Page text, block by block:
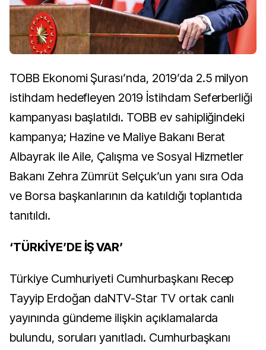
TOBB Ekonomi Şurası’nda, 2019’da 2.5 milyon
istihdam hedefleyen 2019 İstihdam Seferberliği
kampanyası başlatıldı. TOBB ev sahipliğindeki
kampanya; Hazine ve Maliye Bakanı Berat
Albayrak ile Aile, Çalışma ve Sosyal Hizmetler
Bakanı Zehra Zümrüt Selçuk’un yanı sıra Oda
ve Borsa başkanlarının da katıldığı toplantıda
tanıtıldı.
‘TÜRKİYE’DE İŞ VAR’
Türkiye Cumhuriyeti Cumhurbaşkanı Recep
Tayyip Erdoğan daNTV-Star TV ortak canlı
yayınında gündeme ilişkin açıklamalarda
bulundu, soruları yanıtladı. Cumhurbaşkanı